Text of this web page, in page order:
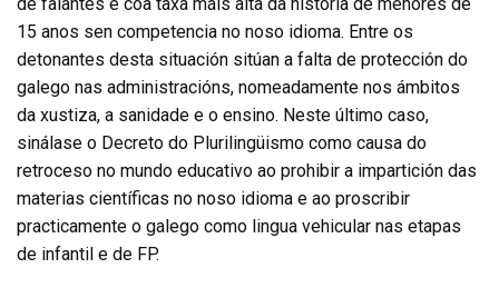
de falantes e coa taxa máis alta da historia de menores de
15 anos sen competencia no noso idioma. Entre os
detonantes desta situación sitúan a falta de protección do
galego nas administracións, nomeadamente nos ámbitos
da xustiza, a sanidade e o ensino. Neste último caso,
sinálase o Decreto do Plurilingüismo como causa do
retroceso no mundo educativo ao prohibir a impartición das
materias científicas no noso idioma e ao proscribir
practicamente o galego como lingua vehicular nas etapas
de infantil e de FP.